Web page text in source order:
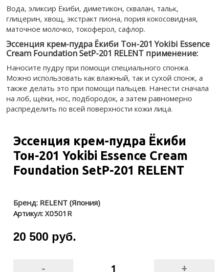
Вода, эликсир Ёкиби, диметикон, сквалан, тальк,
глицерин, хвощ, экстракт пиона, пория кокосовидная,
маточное молочко, токоферол, сафлор.
Эссенция крем-пудра Ёкиби Тон-201 Yokibi Essence
Cream Foundation SetP-201 RELENT применение:
Наносите пудру при помощи специального спонжа.
Можно использовать как влажный, так и сухой спонж, а
также делать это при помощи пальцев. Нанести сначала
на лоб, щёки, нос, подбородок, а затем равномерно
распределить по всей поверхности кожи лица.
Эссенция крем-пудра Ёкиби
Тон-201 Yokibi Essence Cream
Foundation SetP-201 RELENT
Бренд: RELENT (Япония)
Артикул: X0501R
20 500 руб.
- +